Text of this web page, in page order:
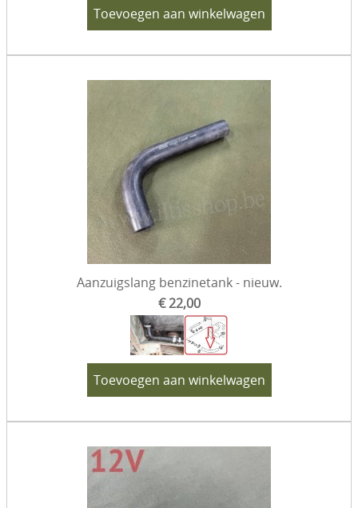
Eenmalige aanbiedingen
Diesel specifiek
VW 181 - Kübel
Toevoegen aan winkelwagen
Aanzuigslang benzinetank - nieuw.
€ 22,00
Toevoegen aan winkelwagen